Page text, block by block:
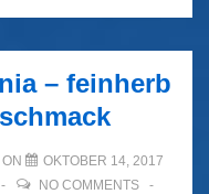
– feinherb
OKTOBER 14, 2017
NO COMMENTS